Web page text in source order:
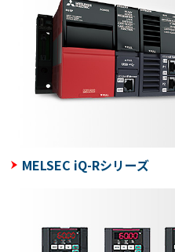
MELSEC iQ-Rシリーズ